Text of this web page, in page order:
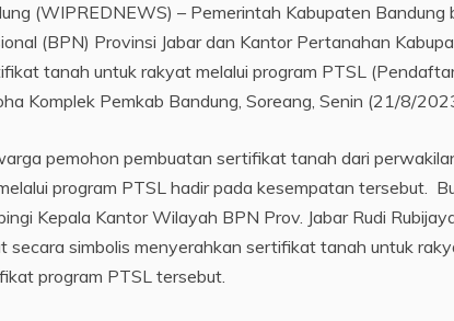
(WIPREDNEWS) – Pemerintah Kabupaten
(BPN) Provinsi Jabar dan Kantor Pertanahan
tanah untuk rakyat melalui program PTSL
Komplek Pemkab Bandung, Soreang, Senin (21/8/
pemohon pembuatan sertifikat tanah dari
program PTSL hadir pada kesempatan tersebut.
Kepala Kantor Wilayah BPN Prov. Jabar Rudi
secara simbolis menyerahkan sertifikat tanah untuk
program PTSL tersebut.